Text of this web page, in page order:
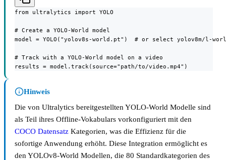
from ultralytics import YOLO
# Create a YOLO-World model
model = YOLO("yolov8s-world.pt")  # or select yolov8m/l-
# Track with a YOLO-World model on a video
results = model.track(source="path/to/video.mp4")
Hinweis
Die von Ultralytics bereitgestellten YOLO-World Modelle sind
als Teil ihres Offline-Vokabulars vorkonfiguriert mit den
COCO Datensatz Kategorien, was die Effizienz für die
sofortige Anwendung erhöht. Diese Integration ermöglicht es
den YOLOv8-World Modellen, die 80 Standardkategorien des